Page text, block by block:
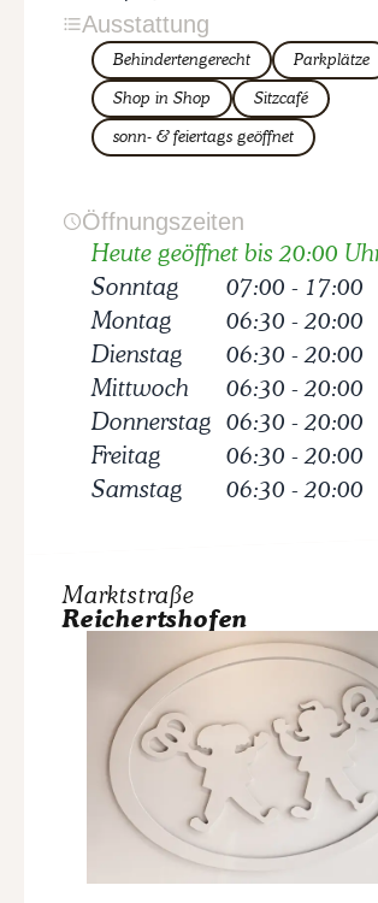
Ausstattung
Behindertengerecht
Parkplätze
Shop in Shop
Sitzcafé
sonn- & feiertags geöffnet
Öffnungszeiten
Heute geöffnet bis 20:00
Sonntag
07:00 - 17:00
Montag
06:30 -20:00
Dienstag
06:30 -20:00
Mittwoch
06:30 -20:00
Donnerstag 06:30 -20:00
Freitag
06:30 -20:00
Samstag
06:30 -20:00
Marktstraße
Reichertshofen